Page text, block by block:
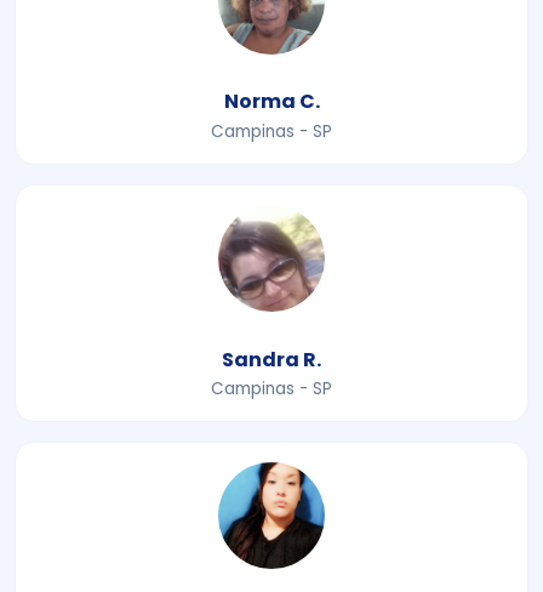
Norma C.
Campinas - SP
Sandra R.
Campinas - SP